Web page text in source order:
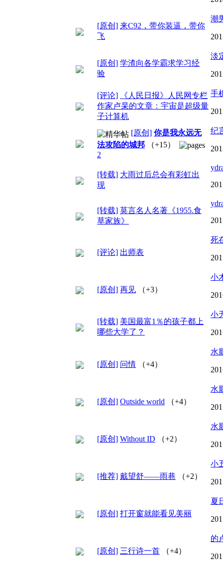
[原创] 来C92，带你装逼，带你
飞
潮
[原创] 学渣向各学霸求学习经
验
淡
[评论]
《人民日报》人民网专栏
作家卢杲的文章：宇宙是超级量
子计算机
手
[原创] 你是我永远无
法攻陷的城邦
（+15）
2
纪
[转载] 大雨过后总会有彩虹出
现
[转载] 莫言名人名著《1955.食
草家族》
[评论] 出师表
死
[原创] 再见 （+3）
小
[转载] 美国最富1％的孩子都上
哪些大学了？
小
[原创] 问情 （+4）
水
[原创] Outside world （+4）
水
[原创] Without ID （+2）
水
[推荐] 戴望舒——雨巷 （+2）
小
[原创] 打开窗就能看见美丽
夏
[原创] 三行诗一首 （+4）
的